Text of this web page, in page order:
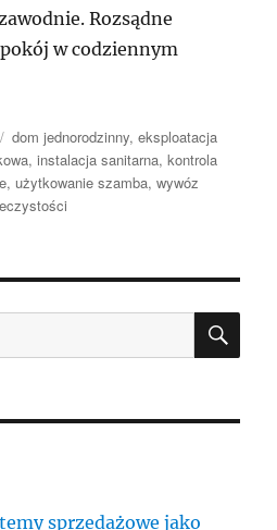
Rozsądne
w codziennym
Tagi
dom jednorodzinny,eksploatacja
,instalacja sanitarna,kontrola
, użytkowanie szamba,wywóz
sprzedażowe jako